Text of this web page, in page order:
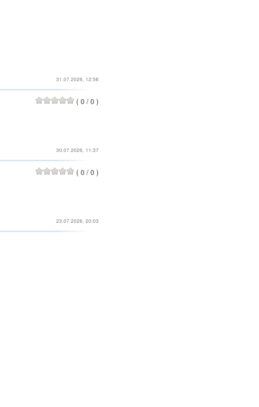
31.07.2026, 12:56
( 0 / 0 )
30.07.2026, 11:37
( 0 / 0 )
23.07.2026, 20:03